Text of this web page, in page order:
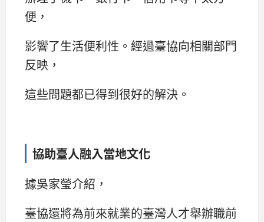
便，
影響了生活便利性。經過臺協向相關部門
反映，
這些問題都已得到很好的解決。
協助臺人融入當地文化
據吳家瑩介紹，
臺協還將為前來就業的臺灣人才舉辦職前